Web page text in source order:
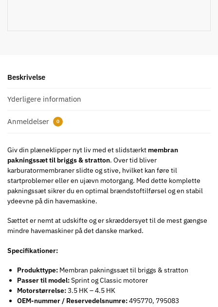
Beskrivelse
Yderligere information
Anmeldelser 0
Giv din plæneklipper nyt liv med et slidstærkt membran
pakningssæt til briggs & stratton. Over tid bliver
karburatormembraner slidte og stive, hvilket kan føre til
startproblemer eller en ujævn motorgang. Med dette komplette
pakningssæt sikrer du en optimal brændstoftilførsel og en stabil
ydeevne på din havemaskine.
Sættet er nemt at udskifte og er skræddersyet til de mest gængse
mindre havemaskiner på det danske marked.
Specifikationer:
Produkttype: Membran pakningssæt til briggs & stratton
Passer til model:Sprint og Classic motorer
Motorstørrelse:3.5 HK – 4.5 HK
OEM-nummer / Reservedelsnumre:495770, 795083